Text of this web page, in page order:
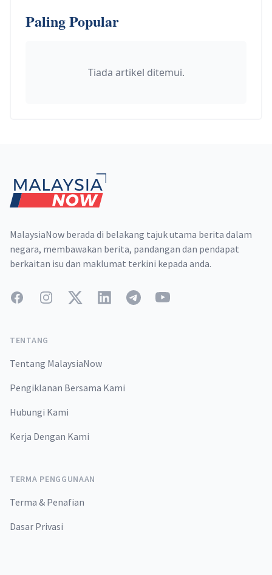
Paling Popular
Tiada artikel ditemui.
MalaysiaNow berada di belakang tajuk utama berita dalam
negara, membawakan berita, pandangan dan pendapat
berkaitan isu dan maklumat terkini kepada anda.
FacebookInstagramTwitterLinkedInTelegramYouTube
TENTANG
Tentang MalaysiaNow
Pengiklanan Bersama Kami
Hubungi Kami
Kerja Dengan Kami
TERMA PENGGUNAAN
Terma & Penafian
Dasar Privasi